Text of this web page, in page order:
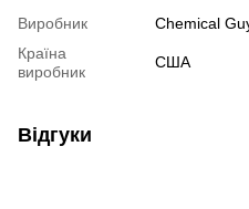
Виробник
Chemical
Країна
виробник
США
Відгуки